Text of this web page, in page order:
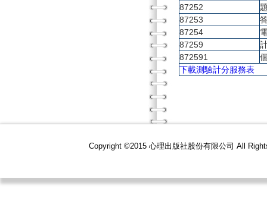
87252
87253
87254
87259
872591
下載測驗計分服務表
Copyright ©2015 心理出版社股份有限公司 All